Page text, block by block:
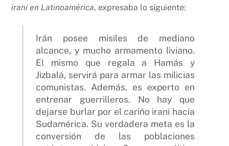
iraní en Latinoamérica, expresaba lo siguiente:
Irán posee misiles de mediano
alcance, y mucho armamento liviano.
El mismo que regala a Hamás y
Jizbalá, servirá para armar las milicias
comunistas. Además, es experto en
entrenar guerrilleros. No hay que
dejarse burlar por el cariño iraní hacia
Sudamérica. Su verdadera meta es la
conversión de las poblaciones